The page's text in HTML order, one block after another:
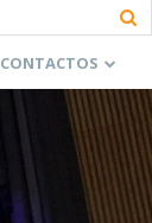
CONTACTOS